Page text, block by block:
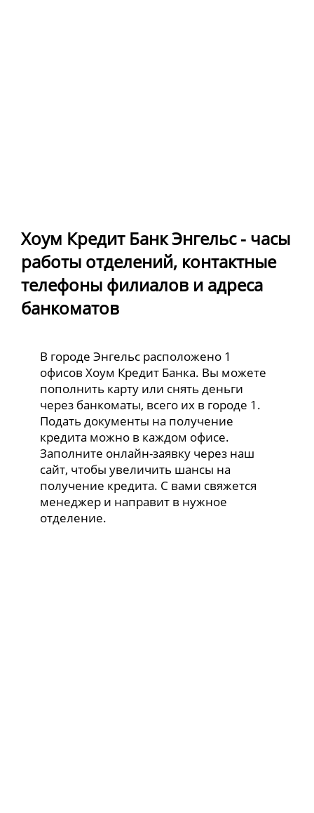
Хоум Кредит Банк Энгельс - часы
работы отделений, контактные
телефоны филиалов и адреса
банкоматов
В городе Энгельс расположено 1
офисов Хоум Кредит Банка. Вы можете
пополнить карту или снять деньги
через банкоматы, всего их в городе 1.
Подать документы на получение
кредита можно в каждом офисе.
Заполните онлайн-заявку через наш
сайт, чтобы увеличить шансы на
получение кредита. С вами свяжется
менеджер и направит в нужное
отделение.